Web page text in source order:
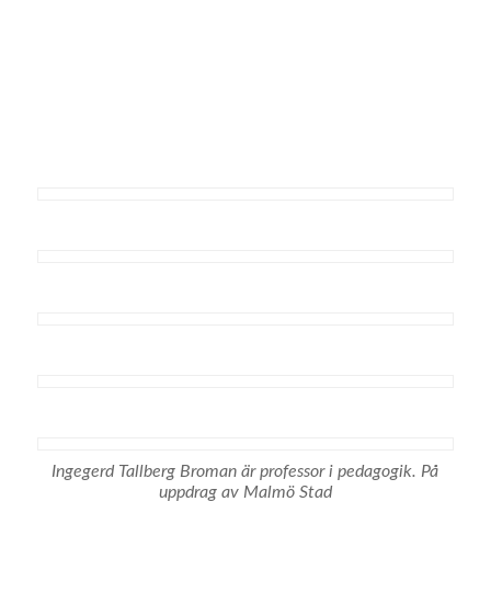
Ingegerd Tallberg Broman är professor i pedagogik. På
uppdrag av Malmö Stad